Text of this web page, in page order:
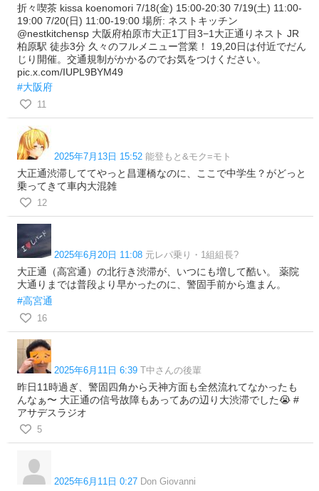
折々喫茶 kissa koenomori 7/18(金) 15:00-20:30 7/19(土) 11:00-
19:00 7/20(日) 11:00-19:00 場所: ネストキッチン
@nestkitchensp 大阪府柏原市大正1丁目3−1大正通りネスト JR
柏原駅 徒歩3分 久々のフルメニュー営業！ 19,20日は付近でだん
じり開催。交通規制がかかるのでお気をつけください。
pic.x.com/IUPL9BYM49
#大阪府
11
2025年7月13日 15:52 能登もと&モク=モト
大正通渋滞しててやっと昌運橋なのに、ここで中学生？がどっと
乗ってきて車内大混雑
12
2025年6月20日 11:08 元レパ乗り・1組組長?
大正通（高宮通）の北行き渋滞が、いつにも増して酷い。 薬院
大通りまでは普段より早かったのに、警固手前から進まん。
#高宮通
16
2025年6月11日 6:39 T中さんの後輩
昨日11時過ぎ、警固四角から天神方面も全然流れてなかったも
んなぁ〜 大正通の信号故障もあってあの辺り大渋滞でした😭 #
アサデスラジオ
5
2025年6月11日 0:27 Don Giovanni